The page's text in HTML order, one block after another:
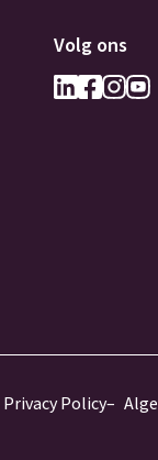
Volg ons
Privacy Policy